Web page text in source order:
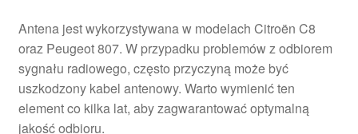
Antena jest wykorzystywana w modelach Citroën C8
oraz Peugeot 807. W przypadku problemów z odbiorem
sygnału radiowego, często przyczyną może być
uszkodzony kabel antenowy. Warto wymienić ten
element co kilka lat, aby zagwarantować optymalną
jakość odbioru.